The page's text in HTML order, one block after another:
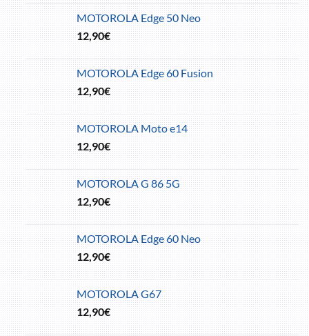
MOTOROLA Edge 50 Neo
12,90€
MOTOROLA Edge 60 Fusion
12,90€
MOTOROLA Moto e14
12,90€
MOTOROLA G 86 5G
12,90€
MOTOROLA Edge 60 Neo
12,90€
MOTOROLA G67
12,90€